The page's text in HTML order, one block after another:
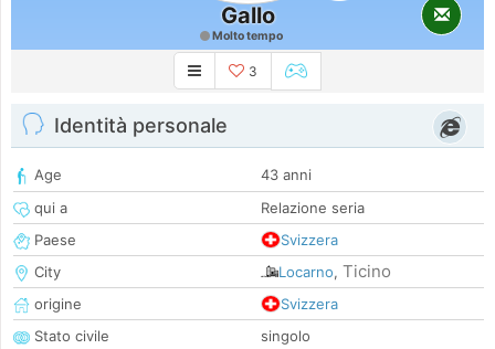
Gallo
Molto tempo
3
Identità personale
Age
43 anni
qui a
Relazione seria
Paese
Svizzera
City
Locarno, Ticino
origine
Svizzera
Stato civile
singolo